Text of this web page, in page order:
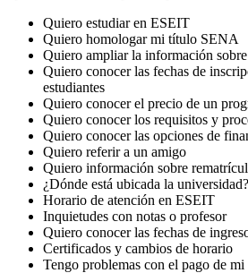
Quiero estudiar en ESEIT
Quiero homologar mi título SENA
Quiero ampliar la información
Quiero conocer las fechas de
estudiantes
Quiero conocer el precio de un
Quiero conocer los requisitos y
Quiero conocer las opciones de
Quiero referir a un amigo
Quiero información sobre
¿Dónde está ubicada la universidad?
Horario de atención en ESEIT
Inquietudes con notas o profesor
Quiero conocer las fechas de
Certificados y cambios de horario
Tengo problemas con el pago de mi